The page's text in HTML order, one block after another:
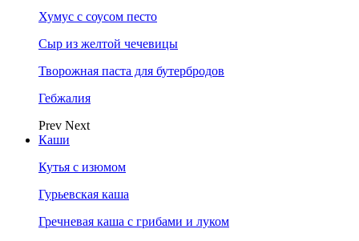
Хумус с соусом песто
Сыр из желтой чечевицы
Творожная паста для бутербродов
Гебжалия
Prev Next
Каши
Кутья с изюмом
Гурьевская каша
Гречневая каша с грибами и луком